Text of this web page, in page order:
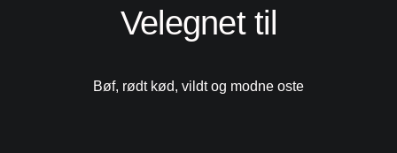
Velegnet til
Bøf, rødt kød, vildt og modne oste